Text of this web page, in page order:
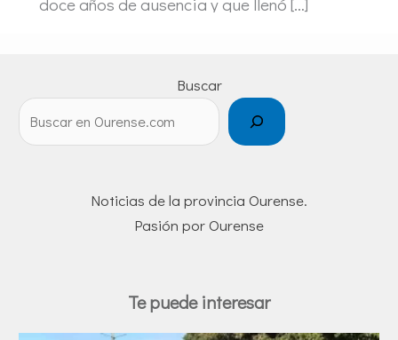
Buscar
Noticias de la provincia Ourense.
Pasión por Ourense
Te puede interesar